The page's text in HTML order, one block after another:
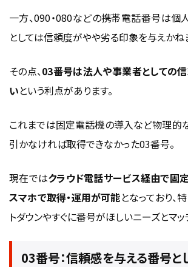
一方、090・080などの携帯電話番号は個
としては信頼度がやや劣る印象を与えかね
その点、03番号は法人や事業者としての
いという利点があります。
これまでは固定電話機の導入など物理的
引かなければ取得できなかった03番号。
現在ではクラウド電話サービス経由で固
スマホで取得・運用が可能となっており、
トダウンやすぐに番号がほしいニーズとマッ
03番号：信頼感を与える番号と